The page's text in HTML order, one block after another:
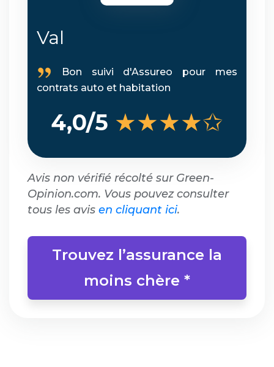
Val
Bon suivi d'Assureo pour mes
contrats auto et habitation
4,0/5 ★★★★✩
Avis non vérifié récolté sur Green-
Opinion.com. Vous pouvez consulter
tous les avis en cliquant ici.
Trouvez l’assurance la
moins chère *